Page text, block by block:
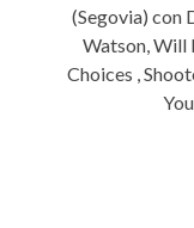
(Segovia) con
Watson, Will
Choices ,